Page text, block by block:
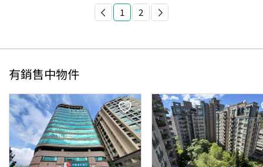
1 2
有銷售中物件